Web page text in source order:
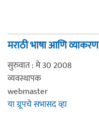
मराठी भाषा आणि व्याकरण
सुरुवात : मे 30 2008
व्यवस्थापक
webmaster
या ग्रूपचे सभासद व्हा